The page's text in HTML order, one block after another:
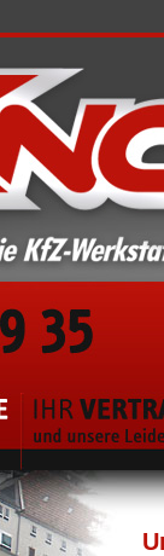
Unser Team